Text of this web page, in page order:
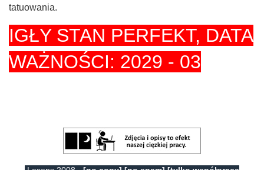
tatuowania.
IGŁY STAN PERFEKT, DATA
WAŻNOŚCI: 2029 - 03